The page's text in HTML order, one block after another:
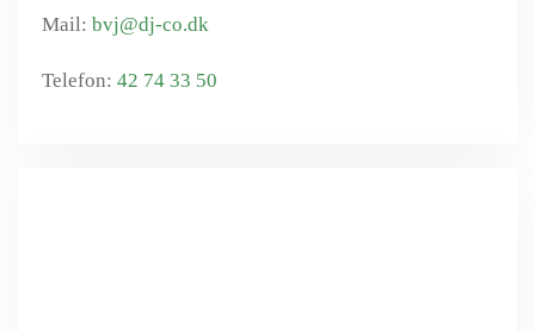
bvj@dj-co.dk
42 74 33 50